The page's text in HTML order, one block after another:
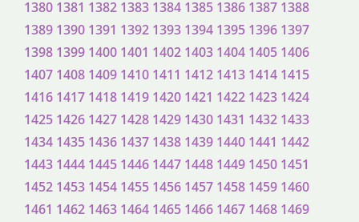
1380 1381 1382 1383 1384 1385 1386 1387 1388
1389 1390 1391 1392 1393 1394 1395 1396 1397
1398 1399 1400 1401 1402 1403 1404 1405 1406
1407 1408 1409 1410 1411 1412 1413 1414 1415
1416 1417 1418 1419 1420 1421 1422 1423 1424
1425 1426 1427 1428 1429 1430 1431 1432 1433
1434 1435 1436 1437 1438 1439 1440 1441 1442
1443 1444 1445 1446 1447 1448 1449 1450 1451
1452 1453 1454 1455 1456 1457 1458 1459 1460
1461 1462 1463 1464 1465 1466 1467 1468 1469